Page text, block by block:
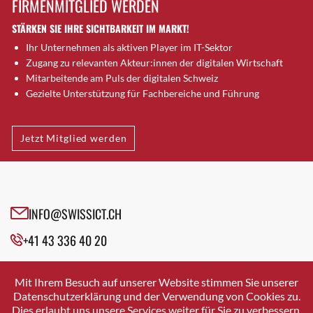
Brütten
Bubendorf
Bubikon
Buchs (SG)
Burgdorf
Bülach
Cazis
Cham
Davos Platz
Davos Platz 1
Dietikon
Dietlikon
FIRMENMITGLIED WERDEN
STÄRKEN SIE IHRE SICHTBARKEIT IM MARKT!
Ihr Unternehmen als aktiven Player im IT-Sektor
Zugang zu relevanten Akteur:innen der digitalen Wirtschaft
Mitarbeitende am Puls der digitalen Schweiz
Gezielte Unterstützung für Fachbereiche und Führung
Jetzt Mitglied werden
INFO@SWISSICT.CH
+41 43 336 40 20
SWISSICT
VULKANSTRASSE 120
8048 ZURICH
Mit Ihrem Besuch auf unserer Website stimmen Sie unserer
Datenschutzerklärung und der Verwendung von Cookies zu.
Dies erlaubt uns unsere Services weiter für Sie zu verbessern.